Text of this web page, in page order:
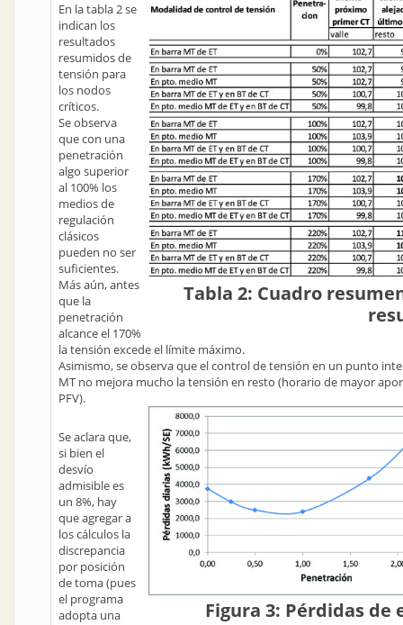
Tabla 2: Cuadro
En la tabla 2 se
indican los
resultados
resumidos de
tensión para
los nodos
críticos.
Se observa
que con una
penetración
algo superior
al 100% los
medios de
regulación
clásicos
pueden no ser
suficientes.
Más aún, antes
que la
penetración
alcance el 170%
la tensión excede el límite máximo.
Asimismo, se observa que el control de tensión en un punto
MT no mejora mucho la tensión en resto (horario de mayor
PFV).
Figura 3: Pérdidas de
Se aclara que,
si bien el
desvío
admisible es
un 8%, hay
que agregar a
los cálculos la
discrepancia
por posición
de toma (pues
el programa
adopta una